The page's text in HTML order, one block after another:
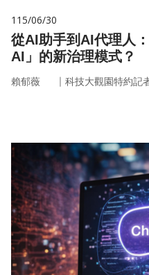
115/06/30
從AI助手到AI代理人
AI」的新治理模式？
賴郁薇 ｜ 科技大觀園特約記